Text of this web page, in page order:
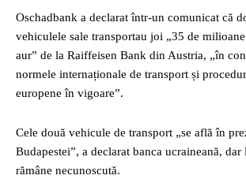
Oschadbank a declarat într-un comunicat că
vehiculele sale transportau joi „35 de
aur” de la Raiffeisen Bank din Austria, „în
normele internaționale de transport și
europene în vigoare”.
Cele două vehicule de transport „se află în
Budapestei”, a declarat banca ucraineană,
rămâne necunoscută.